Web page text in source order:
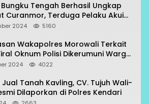
Tengah Berhasil Ungkap
Curanmor, Terduga Pelaku Akui
di 7 Lokasi
2024 5160
Wakapolres Morowali Terkait
Oknum Polisi Dikerumuni Warga
2024 4022
Tanah Kavling, CV. Tujuh Wali-
Dilaporkan di Polres Kendari